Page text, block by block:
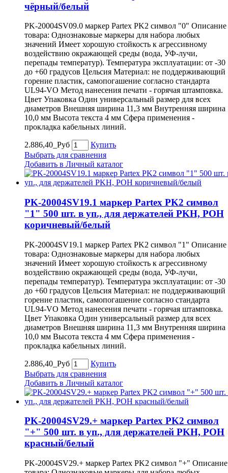
чёрный/белый
PK-20004SV09.0 маркер Partex PK2 символ "0" Описание
товара: Однознаковые маркеры для набора любых
значений Имеет хорошую стойкость к агрессивному
воздействию окражающей среды (вода, УФ-лучи,
перепады температур). Температура эксплуатации: от -30
до +60 градусов Цельсия Материал: не поддерживающий
горение пластик, самопогашение согласно стандарта
UL94-VO Метод нанесения печати - горячая штамповка.
Цвет Упаковка Один универсальный размер для всех
диаметров Внешняя ширина 11,3 мм Внутренняя ширина
10,0 мм Высота текста 4 мм Сфера применения -
прокладка кабельных линий.
2.886,40_Руб
Купить
Выбрать для сравнения
Добавить в Личный каталог
PK-20004SV19.1 маркер Partex PK2 символ
"1" 500 шт. в уп., для держателей PKH, POH
коричневый/белый
PK-20004SV19.1 маркер Partex PK2 символ "1" Описание
товара: Однознаковые маркеры для набора любых
значений Имеет хорошую стойкость к агрессивному
воздействию окражающей среды (вода, УФ-лучи,
перепады температур). Температура эксплуатации: от -30
до +60 градусов Цельсия Материал: не поддерживающий
горение пластик, самопогашение согласно стандарта
UL94-VO Метод нанесения печати - горячая штамповка.
Цвет Упаковка Один универсальный размер для всех
диаметров Внешняя ширина 11,3 мм Внутренняя ширина
10,0 мм Высота текста 4 мм Сфера применения -
прокладка кабельных линий.
2.886,40_Руб
Купить
Выбрать для сравнения
Добавить в Личный каталог
PK-20004SV29.+ маркер Partex PK2 символ
"+" 500 шт. в уп., для держателей PKH, POH
красный/белый
PK-20004SV29.+ маркер Partex PK2 символ "+" Описание